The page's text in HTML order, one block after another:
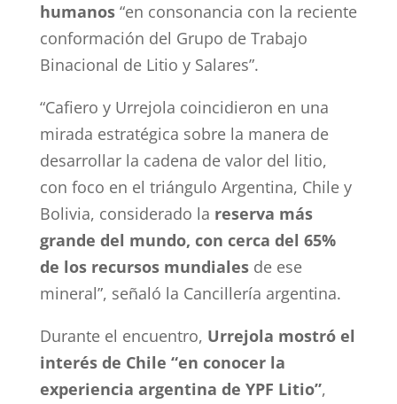
humanos“en consonancia con la reciente
conformación del Grupo de Trabajo
Binacional de Litio y Salares”.
“Cafiero y Urrejola coincidieron en una
mirada estratégica sobre la manera de
desarrollar la cadena de valor del litio,
con foco en el triángulo Argentina, Chile y
Bolivia, considerado la reserva más
grande del mundo, con cerca del 65%
de los recursos mundialesde ese
mineral”, señaló la Cancillería argentina.
Durante el encuentro, Urrejola mostró el
interés de Chile “en conocer la
experiencia argentina de YPF Litio”,